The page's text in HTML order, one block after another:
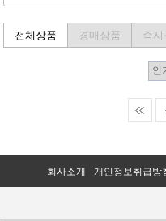
전체상품 경매상품 즉시
회사소개 개인정보취급방